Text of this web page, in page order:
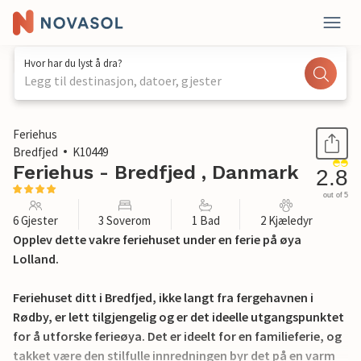
Hvor har du lyst å dra?
Legg til destinasjon, datoer, gjester
1 / 18
Feriehus
Bredfjed
K10449
Feriehus - Bredfjed , Danmark 2.8
out of 5
6 Gjester 3 Soverom 1 Bad 2 Kjæledyr
Opplev dette vakre feriehuset under en ferie på øya
Lolland.
Feriehuset ditt i Bredfjed, ikke langt fra fergehavnen i
Rødby, er lett tilgjengelig og er det ideelle utgangspunktet
for å utforske ferieøya. Det er ideelt for en familieferie, og
takket være den stilfulle innredningen byr det på en varm